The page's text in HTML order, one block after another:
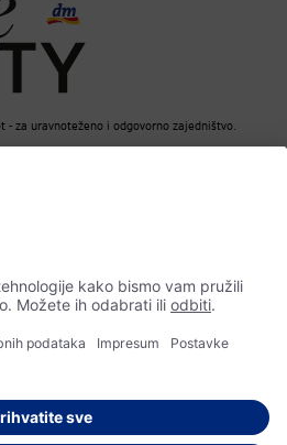
za uravnoteženo i odgovorno zajedništvo.